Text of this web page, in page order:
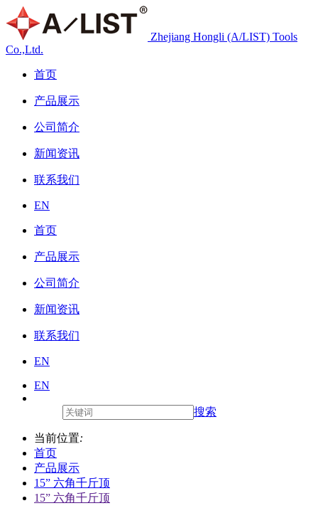
Zhejiang Hongli (A/LIST) Tools
Co.,Ltd.
首页
产品展示
公司简介
新闻资讯
联系我们
EN
首页
产品展示
公司简介
新闻资讯
联系我们
EN
EN
搜索
当前位置:
首页
产品展示
15” 六角千斤顶
15” 六角千斤顶